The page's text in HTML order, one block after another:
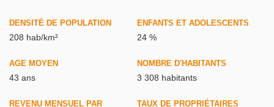
DENSITÉ DE POPULATION
208 hab/km²
ENFANTS ET ADOLESCENTS
24 %
AGE MOYEN
43 ans
NOMBRE D'HABITANTS
3 308 habitants
REVENU MENSUEL PAR
TAUX DE PROPRIÉTAIRES